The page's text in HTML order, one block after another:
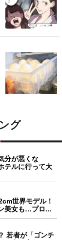
グ
分が悪くな
テルに行って大
世界モデル！
美女も…プロ...
若者が「ゴンチ